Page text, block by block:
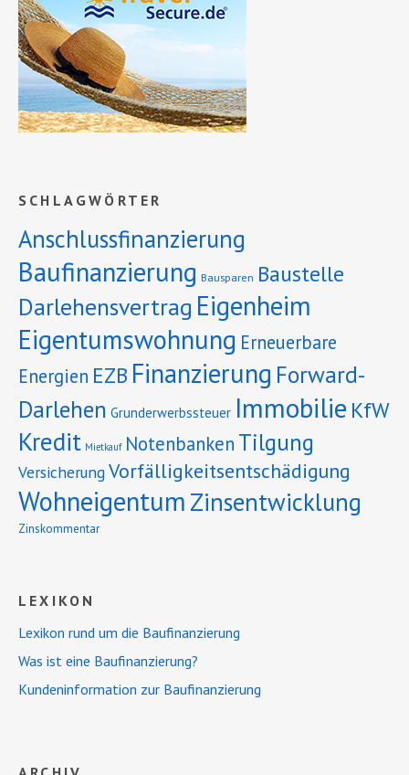
SCHLAGWÖRTER
Anschlussfinanzierung
Baufinanzierung Bausparen Baustelle
Darlehensvertrag Eigenheim
Eigentumswohnung Erneuerbare
Energien EZB Finanzierung Forward-
Darlehen Grunderwerbssteuer Immobilie KfW
Kredit Mietkauf Notenbanken Tilgung
VersicherungVorfälligkeitsentschädigung
Wohneigentum Zinsentwicklung
Zinskommentar
LEXIKON
Lexikon rund um die Baufinanzierung
Was ist eine Baufinanzierung?
Kundeninformation zur Baufinanzierung